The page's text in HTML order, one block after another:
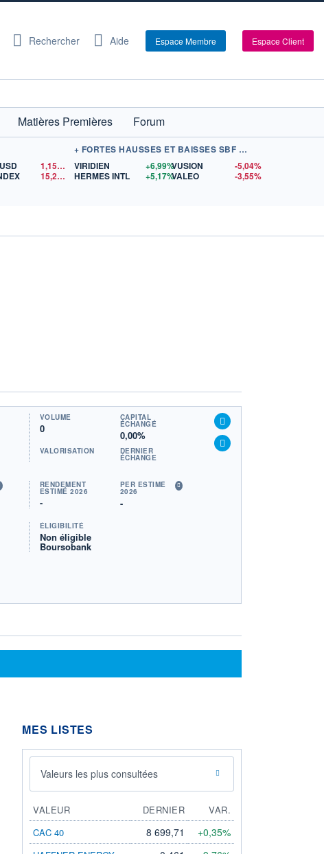
Rechercher Aide Espace Membre Espace Client
Matières Premières
Forum
1,1523
$US
15,29$US
+ FORTES HAUSSES ET BAISSES SBF 120
VIRIDIEN
+6,99%
HERMES INTL
+5,17%
VUSION
-5,04%
VALEO
-3,55%
VOLUME
0
CAPITAL
ÉCHANGÉ
0,00%
VALORISATION DERNIER
ÉCHANGE
RENDEMENT
ESTIMÉ 2026
-
PER ESTIMÉ
2026
-
ÉLIGIBILITÉ
Non éligible
Boursobank
MES LISTES
Valeurs les plus consultées
VALEUR DERNIER
VAR.
CAC 40
8 699,71 +0,35%